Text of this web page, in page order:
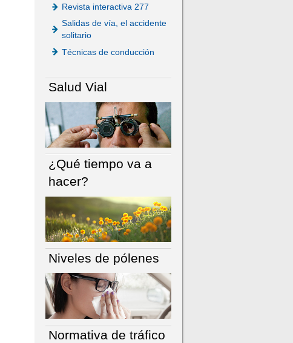
Revista interactiva 277
Salidas de vía, el accidente
solitario
Técnicas de conducción
Salud Vial
¿Qué tiempo va a
hacer?
Niveles de pólenes
Normativa de tráfico